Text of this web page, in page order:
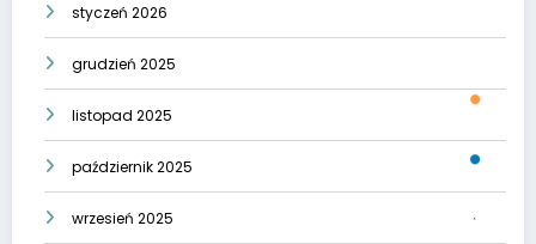
styczeń 2026
grudzień 2025
listopad 2025
październik 2025
wrzesień 2025